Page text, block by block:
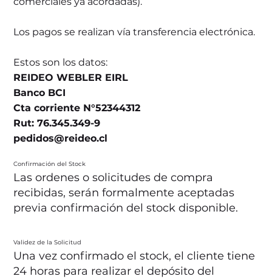
Los pagos se realizan vía transferencia electrónica.
Estos son los datos:
REIDEO WEBLER EIRL
Banco BCI
Cta corriente N°52344312
Rut: 76.345.349-9
pedidos@reideo.cl
Confirmación del Stock
Las ordenes o solicitudes de compra
recibidas, serán formalmente aceptadas
previa confirmación del stock disponible.
Validez de la Solicitud
Una vez confirmado el stock, el cliente tiene
24 horas para realizar el depósito del